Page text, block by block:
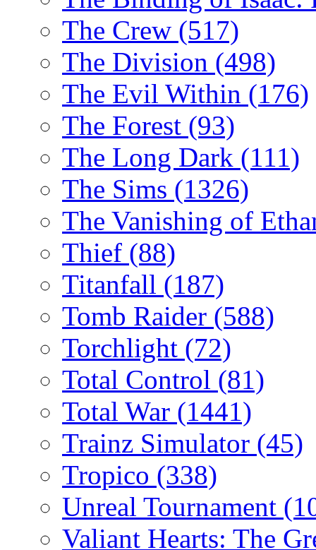
The Crew (517)
The Division (498)
The Evil Within (176)
The Forest (93)
The Long Dark (111)
The Sims (1326)
The Vanishing of
Thief (88)
Titanfall (187)
Tomb Raider (588)
Torchlight (72)
Total Control (81)
Total War (1441)
Trainz Simulator (45)
Tropico (338)
Unreal Tournament
Valiant Hearts: The